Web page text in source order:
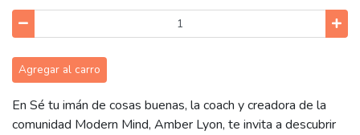
Agregar al carro
En Sé tu imán de cosas buenas, la coach y creadora de la
comunidad Modern Mind, Amber Lyon, te invita a descubrir